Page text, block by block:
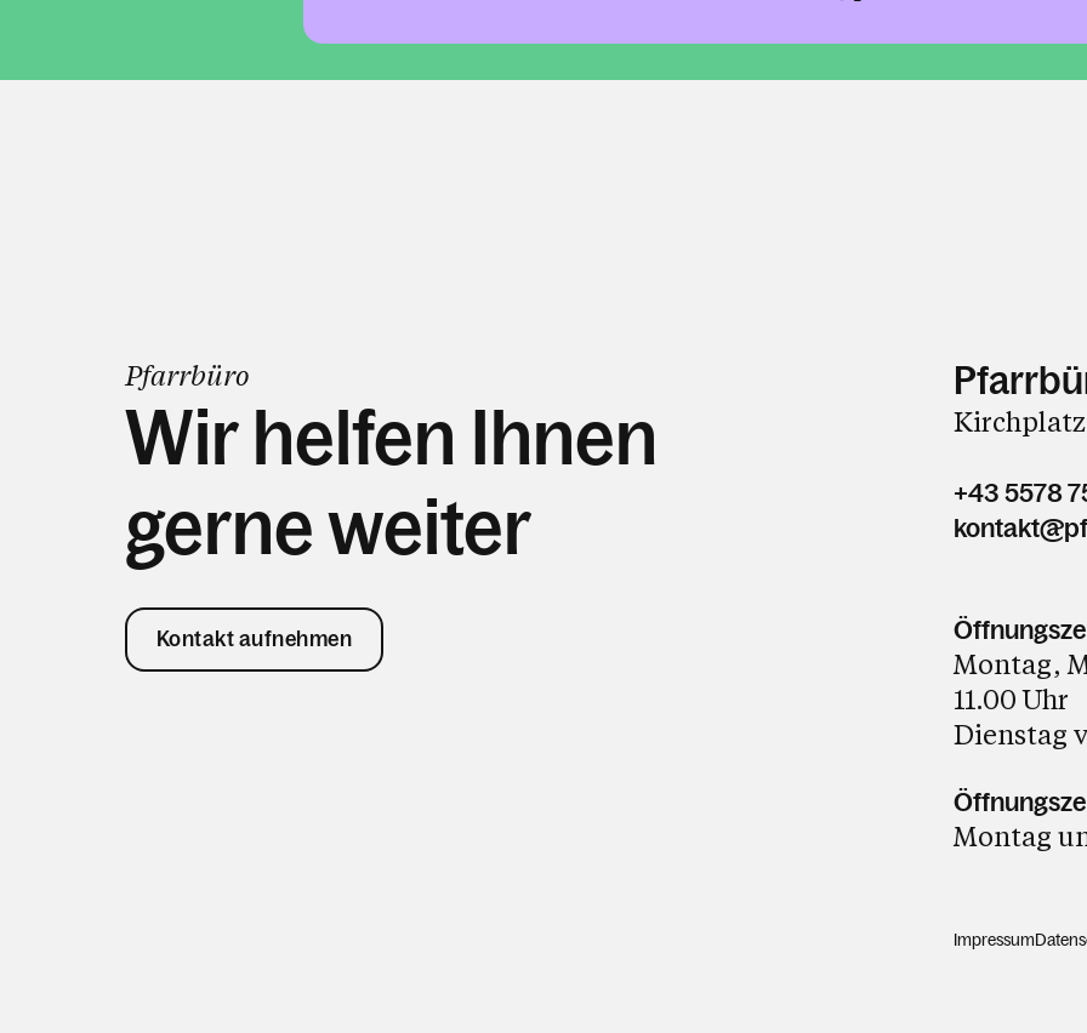
Pfarrbüro
Wir helfen Ihnen
gerne weiter
Kontakt aufnehmen
Kirchplatz
+43 5578
Montag,
11.00 Uhr
Dienstag
Montag
Impressum